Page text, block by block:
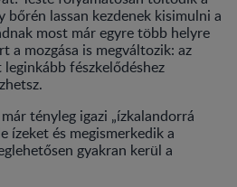
lassan kezdenek kisimulni a
most már egyre több helyre
a mozgása is megváltozik: az
fészkelődéshez
tényleg igazi „ízkalandorrá
ízeket és megismerkedik a
gyakran kerül a